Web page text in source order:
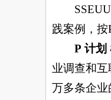
践案例，按
P 计划
业调查和
万多条企业